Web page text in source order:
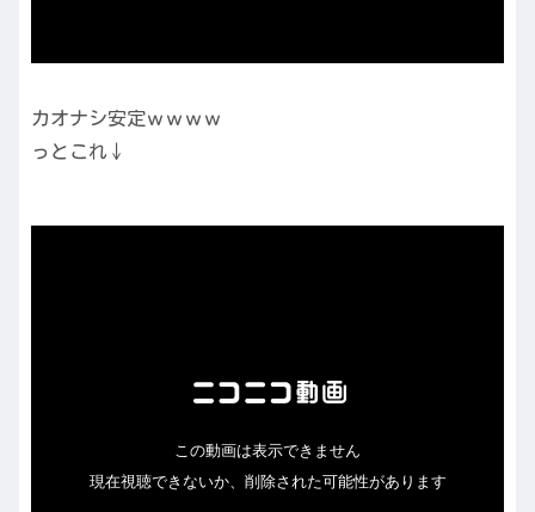
カオナシ安定ｗｗｗｗ
っとこれ↓